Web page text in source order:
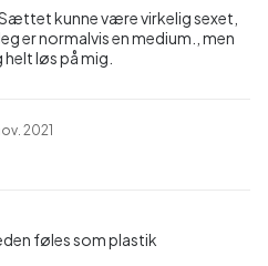
kunne være virkelig sexet,
er normalvis en medium., men
løs på mig.
2021
føles som plastik